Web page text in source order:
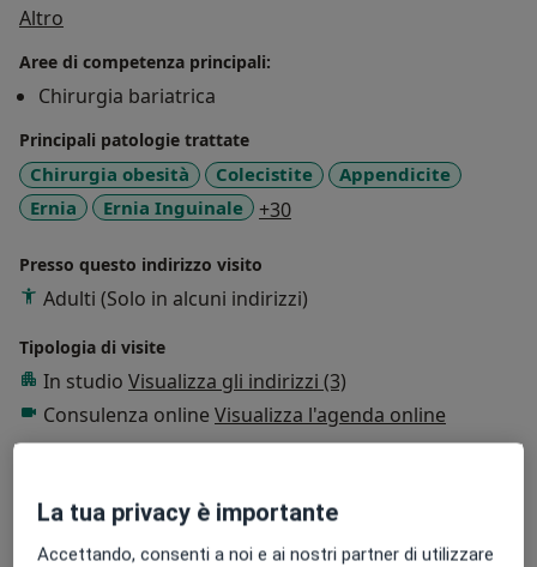
Altro
Aree di competenza principali:
Chirurgia bariatrica
Principali patologie trattate
Chirurgia obesità Colecistite
Appendicite
Ernia
Ernia Inguinale +30a11y_sr_more_diseases
Presso questo indirizzo visito
Adulti (Solo in alcuni indirizzi)
Tipologia di visite
In studio Visualizza gli indirizzi (3)
Consulenza online Visualizza l'agenda online
La tua privacy è importante
Accettando, consenti a noi e ai nostri partner di utilizzare